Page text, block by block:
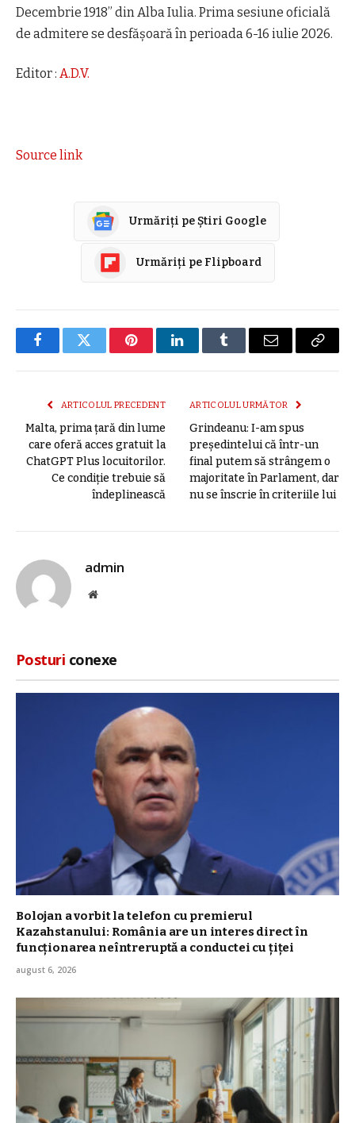
Decembrie 1918” din Alba Iulia. Prima sesiune oficială
de admitere se desfășoară în perioada 6-16 iulie 2026.
Editor : A.D.V.
Source link
Urmăriți pe Știri Google
Urmăriți pe Flipboard
FacebookTwitter PinterestLinkedInTumblr E-
ARTICOLUL PRECEDENT
Malta, prima țară din lume
care oferă acces gratuit la
ChatGPT Plus locuitorilor.
Ce condiție trebuie să
îndeplinească
ARTICOLUL URMĂTOR
Grindeanu: I-am spus
preşedintelui că într-un
final putem să strângem o
majoritate în Parlament, dar
nu se înscrie în criteriile lui
admin
Site
Posturi conexe
Bolojan a vorbit la telefon cu premierul
Kazahstanului: România are un interes direct în
funcționarea neîntreruptă a conductei cu țiței
august 6, 2026